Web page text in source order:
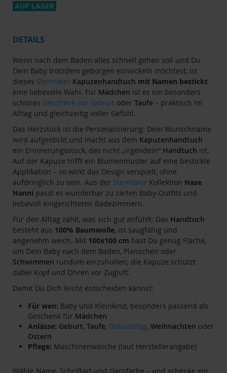
AUF LAGER
DETAILS
Wenn nach dem Baden alles schnell gehen soll und Du
Dein Baby trotzdem geborgen einwickeln möchtest, ist
dieses Sterntaler Kapuzenhandtuch mit Namen bestickt
eine liebevolle Wahl. Für Mädchen ist es ein besonders
schönes Geschenk zur Geburt oder Taufe – praktisch im
Alltag und gleichzeitig voller Gefühl.
Das Herzstück ist die Personalisierung: Dein Wunschname
wird aufgestickt und macht aus dem Kapuzenhandtuch
ein Erinnerungsstück, das nicht „irgendein“ Handtuch ist.
Auf der Kapuze trifft ein Blumenmuster auf eine bestickte
Applikation – so wirkt das Design verspielt, ohne
aufdringlich zu sein. Aus der Sterntaler Kollektion Hase
Hanni passt es wunderbar zu zarten Baby-Outfits und
liebevoll eingerichteten Badezimmern.
Für den Alltag zählt, was sich gut anfühlt: Das Handtuch
besteht aus 100% Baumwolle, ist saugfähig und
angenehm weich. Mit 100x100 cm hast Du genug Fläche,
um Dein Baby nach dem Baden, Planschen oder
Schwimmen rundum einzuhüllen; die Kapuze schützt
dabei Kopf und Ohren vor Zugluft.
Damit Du Dich leicht entscheiden kannst:
Für wen: Baby und Kleinkind, besonders passend als
Geschenk für Mädchen
Anlässe: Geburt, Taufe, Geburtstag, Weihnachten oder
Ostern
Pflege: Maschinenwäsche (laut Herstellerangabe)
Wähle Name, Schriftart und Garnfarbe – und schenke ein